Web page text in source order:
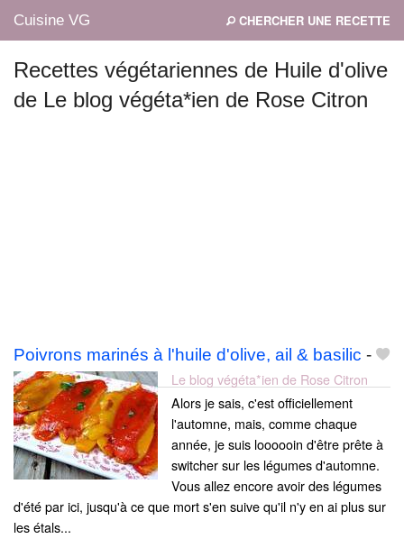
Cuisine VG CHERCHER UNE RECETTE
Mes blogs préférés
Recettes végétariennes de Huile d'olive
de Le blog végéta*ien de Rose Citron
Poivrons marinés à l'huile d'olive, ail & basilic -
Le blog végéta*ien de Rose Citron
Alors je sais, c'est officiellement
l'automne, mais, comme chaque
année, je suis loooooin d'être prête à
switcher sur les légumes d'automne.
Vous allez encore avoir des légumes
d'été par ici, jusqu'à ce que mort s'en suive qu'il n'y en ai plus sur
les étals...